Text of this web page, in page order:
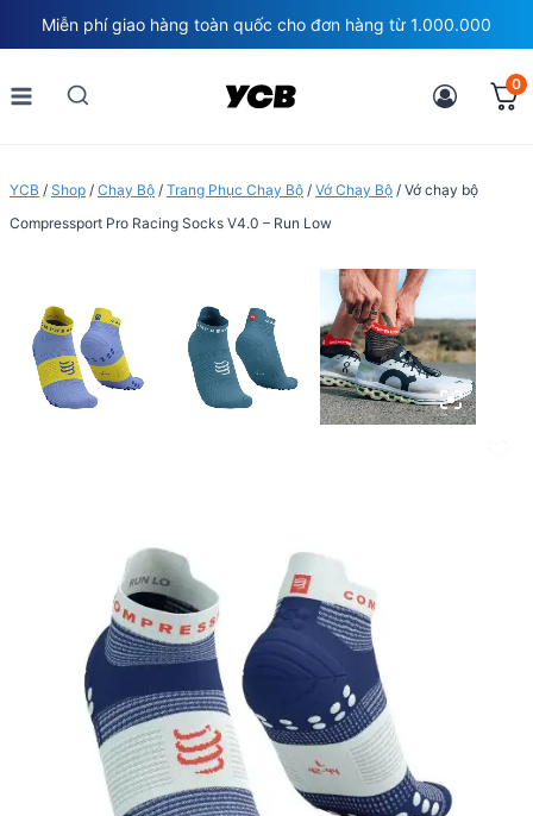
to
content
Miễn phí giao hàng toàn quốc cho đơn hàng từ 1.000.000
0
YCB / Shop / Chạy Bộ / Trang Phục Chạy Bộ / Vớ Chạy Bộ / Vớ chạy bộ
Compressport Pro Racing Socks V4.0 – Run Low